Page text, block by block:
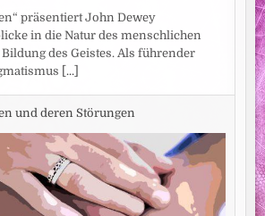
präsentiert John Dewey
in die Natur des menschlichen
des Geistes. Als führender
[...]
und deren Störungen